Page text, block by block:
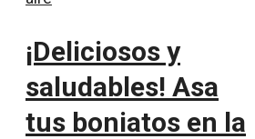
¡Deliciosos y
saludables! Asa
tus boniatos en la